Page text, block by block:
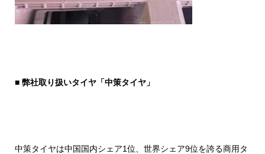
■ 弊社取り扱いタイヤ「中策タイヤ」
中策タイヤは中国国内シェア1位、世界シェア9位を誇る商用タ